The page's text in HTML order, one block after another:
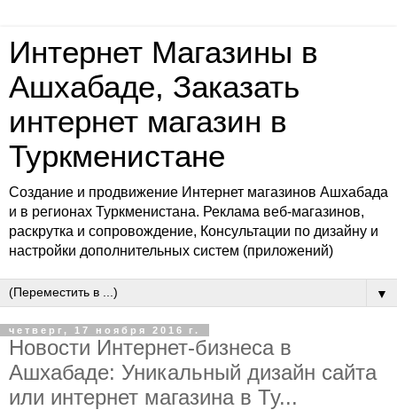
Интернет Магазины в
Ашхабаде, Заказать
интернет магазин в
Туркменистане
Создание и продвижение Интернет магазинов Ашхабада
и в регионах Туркменистана. Реклама веб-магазинов,
раскрутка и сопровождение, Консультации по дизайну и
настройки дополнительных систем (приложений)
▼
четверг, 17 ноября 2016 г.
Новости Интернет-бизнеса в
Ашхабаде: Уникальный дизайн сайта
или интернет магазина в Ту...